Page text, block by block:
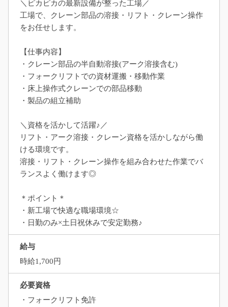
＼ピカピカの最新設備が整った工場／
工場で、クレーン部品の溶接・リフト・クレーン操作
をお任せします。
【仕事内容】
・クレーン部品の半自動溶接(アーク溶接含む)
・フォークリフトでの資材運搬・移動作業
・床上操作式クレーンでの部品移動
・製品の組立補助
＼資格を活かして活躍♪／
リフト・アーク溶接・クレーン資格を活かしながら働
ける環境です。
溶接・リフト・クレーン操作を組み合わせた作業でバ
ランスよく働けます◎
＊ポイント＊
・新工場で快適な職場環境☆
・日勤のみ×土日祝休みで安定勤務♪
給与
時給1,700円
必要資格
・フォークリフト免許